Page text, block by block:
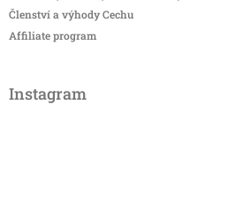
Členství a výhody Cechu
Affiliate program
Instagram